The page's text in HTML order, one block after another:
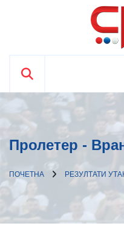
Пролетер -
ПОЧЕТНА РЕЗУЛТАТИ